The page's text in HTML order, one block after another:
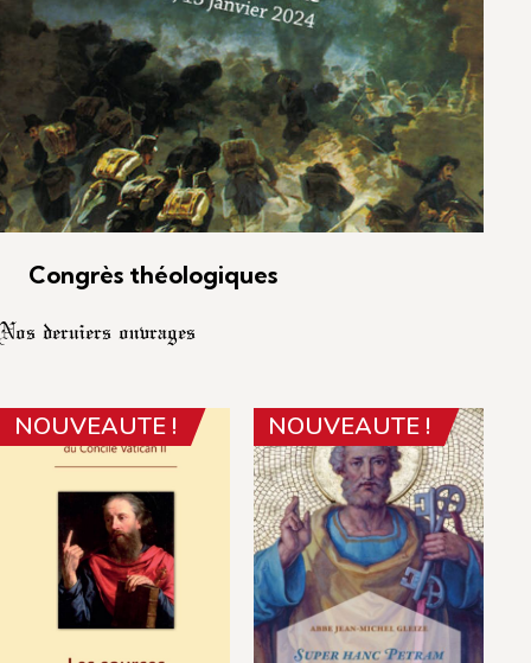
Congrès théologiques
Nos derniers ouvrages
NOUVEAUTE ! NOUVEAUTE !